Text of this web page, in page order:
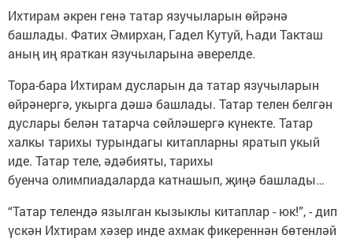
Ихтирам әкрен генә татар язучыларын өйрәнә
башлады. Фатих Әмирхан, Гадел Кутуй, Һади Такташ
аның иң яраткан язучыларына әверелде.
Тора-бара Ихтирам дусларын да татар язучыларын
өйрәнергә, укырга дәшә башлады. Татар телен белгән
дуслары белән татарча сөйләшергә күнекте. Татар
халкы тарихы турындагы китапларны яратып укый
иде. Татар теле, әдәбияты, тарихы
буенча олимпиадаларда катнашып, җиңә башлады…
“Татар телендә язылган кызыклы китаплар - юк!”, - дип
үскән Ихтирам хәзер инде ахмак фикереннән бөтенләй